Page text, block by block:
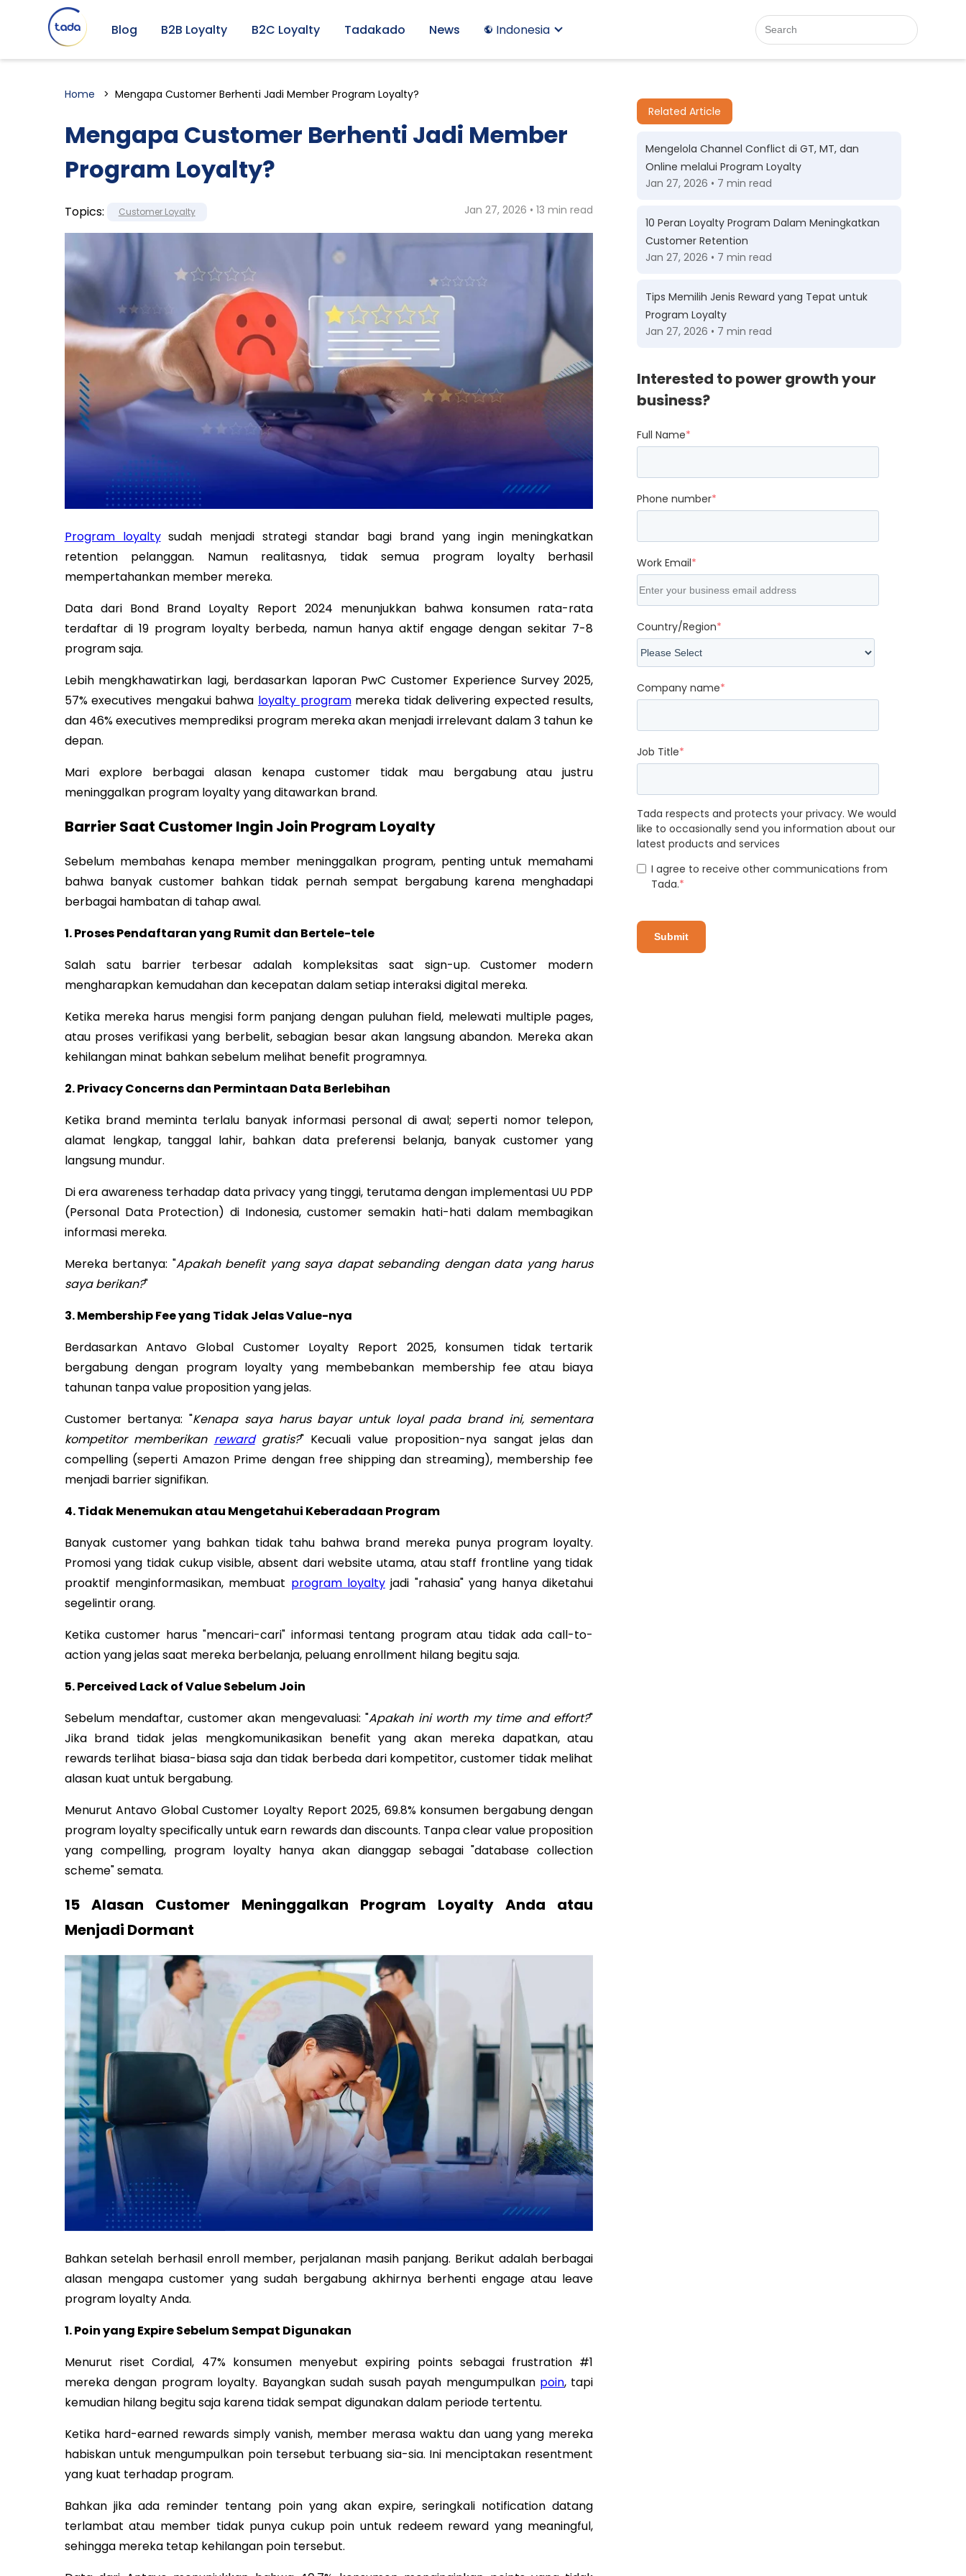
Blog B2B Loyalty B2C Loyalty Tadakado News Indonesia
Home Mengapa Customer Berhenti Jadi Member Program Loyalty?
Mengapa Customer Berhenti Jadi Member
Program Loyalty?
Topics: Customer Loyalty Jan 27, 2026 • 13 min read
Program loyaltysudah menjadi strategi standar bagi brand yang ingin meningkatkan
retention pelanggan. Namun realitasnya, tidak semua program loyalty berhasil
mempertahankan member mereka.
Data dari Bond Brand Loyalty Report 2024 menunjukkan bahwa konsumen rata-rata
terdaftar di 19 program loyalty berbeda, namun hanya aktif engage dengan sekitar 7-8
program saja.
Lebih mengkhawatirkan lagi, berdasarkan laporan PwC Customer Experience Survey 2025,
57% executives mengakui bahwa loyalty programmereka tidak delivering expected results,
dan 46% executives memprediksi program mereka akan menjadi irrelevant dalam 3 tahun ke
depan.
Mari explore berbagai alasan kenapa customer tidak mau bergabung atau justru
meninggalkan program loyalty yang ditawarkan brand.
Barrier Saat Customer Ingin Join Program Loyalty
Sebelum membahas kenapa member meninggalkan program, penting untuk memahami
bahwa banyak customer bahkan tidak pernah sempat bergabung karena menghadapi
berbagai hambatan di tahap awal.
1. Proses Pendaftaran yang Rumit dan Bertele-tele
Salah satu barrier terbesar adalah kompleksitas saat sign-up. Customer modern
mengharapkan kemudahan dan kecepatan dalam setiap interaksi digital mereka.
Ketika mereka harus mengisi form panjang dengan puluhan field, melewati multiple pages,
atau proses verifikasi yang berbelit, sebagian besar akan langsung abandon. Mereka akan
kehilangan minat bahkan sebelum melihat benefit programnya.
2. Privacy Concerns dan Permintaan Data Berlebihan
Ketika brand meminta terlalu banyak informasi personal di awal; seperti nomor telepon,
alamat lengkap, tanggal lahir, bahkan data preferensi belanja, banyak customer yang
langsung mundur.
Di era awareness terhadap data privacy yang tinggi, terutama dengan implementasi UU PDP
(Personal Data Protection) di Indonesia, customer semakin hati-hati dalam membagikan
informasi mereka.
Mereka bertanya: "Apakah benefit yang saya dapat sebanding dengan data yang harus
saya berikan?"
3. Membership Fee yang Tidak Jelas Value-nya
Berdasarkan Antavo Global Customer Loyalty Report 2025, konsumen tidak tertarik
bergabung dengan program loyalty yang membebankan membership fee atau biaya
tahunan tanpa value proposition yang jelas.
Customer bertanya: "Kenapa saya harus bayar untuk loyal pada brand ini, sementara
kompetitor memberikan rewardgratis?" Kecuali value proposition-nya sangat jelas dan
compelling (seperti Amazon Prime dengan free shipping dan streaming), membership fee
menjadi barrier signifikan.
4. Tidak Menemukan atau Mengetahui Keberadaan Program
Banyak customer yang bahkan tidak tahu bahwa brand mereka punya program loyalty.
Promosi yang tidak cukup visible, absent dari website utama, atau staff frontline yang tidak
proaktif menginformasikan, membuat program loyaltyjadi "rahasia" yang hanya diketahui
segelintir orang.
Ketika customer harus "mencari-cari" informasi tentang program atau tidak ada call-to-
action yang jelas saat mereka berbelanja, peluang enrollment hilang begitu saja.
5. Perceived Lack of Value Sebelum Join
Sebelum mendaftar, customer akan mengevaluasi: "Apakah ini worth my time and effort?"
Jika brand tidak jelas mengkomunikasikan benefit yang akan mereka dapatkan, atau
rewards terlihat biasa-biasa saja dan tidak berbeda dari kompetitor, customer tidak melihat
alasan kuat untuk bergabung.
Menurut Antavo Global Customer Loyalty Report 2025, 69.8% konsumen bergabung dengan
program loyalty specifically untuk earn rewards dan discounts. Tanpa clear value proposition
yang compelling, program loyalty hanya akan dianggap sebagai "database collection
scheme" semata.
15 Alasan Customer Meninggalkan Program Loyalty Anda atau
Menjadi Dormant
Bahkan setelah berhasil enroll member, perjalanan masih panjang. Berikut adalah berbagai
alasan mengapa customer yang sudah bergabung akhirnya berhenti engage atau leave
program loyalty Anda.
1. Poin yang Expire Sebelum Sempat Digunakan
Menurut riset Cordial, 47% konsumen menyebut expiring points sebagai frustration #1
mereka dengan program loyalty. Bayangkan sudah susah payah mengumpulkan poin, tapi
kemudian hilang begitu saja karena tidak sempat digunakan dalam periode tertentu.
Ketika hard-earned rewards simply vanish, member merasa waktu dan uang yang mereka
habiskan untuk mengumpulkan poin tersebut terbuang sia-sia. Ini menciptakan resentment
yang kuat terhadap program.
Bahkan jika ada reminder tentang poin yang akan expire, seringkali notification datang
terlambat atau member tidak punya cukup poin untuk redeem reward yang meaningful,
sehingga mereka tetap kehilangan poin tersebut.
Related Article
Mengelola Channel Conflict di GT, MT, dan
Online melalui Program Loyalty
Jan 27, 2026 • 7 min read
10 Peran Loyalty Program Dalam Meningkatkan
Customer Retention
Jan 27, 2026 • 7 min read
Tips Memilih Jenis Reward yang Tepat untuk
Program Loyalty
Jan 27, 2026 • 7 min read
Interested to power growth your
business?
Full Name*
Phone number*
Work Email*
Country/Region*
Company name*
Job Title*
Tada respects and protects your privacy. We would
like to occasionally send you information about our
latest products and services
I agree to receive other communications from
Tada.*